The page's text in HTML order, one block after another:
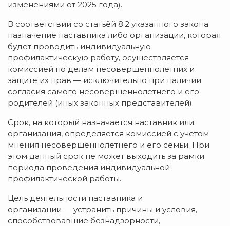
изменениями от 2025 года).
В соответствии со статьёй 8.2 указанного закона
назначение наставника либо организации, которая
будет проводить индивидуальную
профилактическую работу, осуществляется
комиссией по делам несовершеннолетних и
защите их прав — исключительно при наличии
согласия самого несовершеннолетнего и его
родителей (иных законных представителей).
Срок, на который назначается наставник или
организация, определяется комиссией с учётом
мнения несовершеннолетнего и его семьи. При
этом данный срок не может выходить за рамки
периода проведения индивидуальной
профилактической работы.
Цель деятельности наставника и
организации — устранить причины и условия,
способствовавшие безнадзорности,